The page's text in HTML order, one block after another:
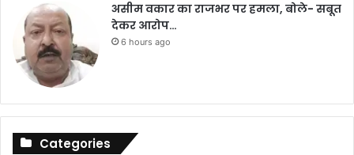
असीम वकार का राजभर पर हमला, बोले- सबूत
देकर आरोप…
6 hours ago
Categories